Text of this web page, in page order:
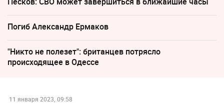
Погиб Александр Ермаков
"Никто не полезет": британцев потрясло
происходящее в Одессе
11 января 2023, 09:58